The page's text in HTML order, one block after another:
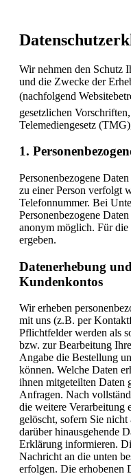
Wir nehmen den Schutz
und die Zwecke der
(nachfolgend
gesetzlichen
Telemediengesetz
1.
Personenbezogene
zu einer Person verfolgt
Telefonnummer. Bei
Personenbezogene
anonym möglich. Für die
ergeben.
Datenerhebung
Kundenkontos
Wir erheben
mit uns (z.B. per
Pflichtfelder werden als
bzw. zur Bearbeitung
Angabe die Bestellung
können. Welche Daten
ihnen mitgeteilten Daten
Anfragen. Nach
die weitere Verarbeitung
gelöscht, sofern Sie
darüber hinausgehende
Erklärung informieren.
Nachricht an die unten
erfolgen. Die erhobenen